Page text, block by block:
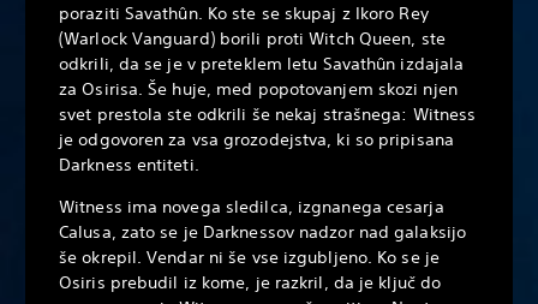
poraziti Savathûn. Ko ste se skupaj z Ikoro Rey
(Warlock Vanguard) borili proti Witch Queen, ste
odkrili, da se je v preteklem letu Savathûn izdajala
za Osirisa. Še huje, med popotovanjem skozi njen
svet prestola ste odkrili še nekaj strašnega: Witness
je odgovoren za vsa grozodejstva, ki so pripisana
Darkness entiteti.
Witness ima novega sledilca, izgnanega cesarja
Calusa, zato se je Darknessov nadzor nad galaksijo
še okrepil. Vendar ni še vse izgubljeno. Ko se je
Osiris prebudil iz kome, je razkril, da je ključ do